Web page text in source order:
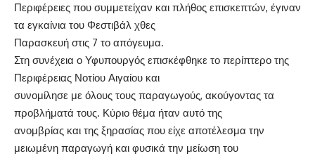
Περιφέρειες που συμμετείχαν και πλήθος επισκεπτών, έγιναν
τα εγκαίνια του Φεστιβάλ χθες
Παρασκευή στις 7 το απόγευμα.
Στη συνέχεια ο Υφυπουργός επισκέφθηκε το περίπτερο της
Περιφέρειας Νοτίου Αιγαίου και
συνομίλησε με όλους τους παραγωγούς, ακούγοντας τα
προβλήματά τους. Κύριο θέμα ήταν αυτό της
ανομβρίας και της ξηρασίας που είχε αποτέλεσμα την
μειωμένη παραγωγή και φυσικά την μείωση του